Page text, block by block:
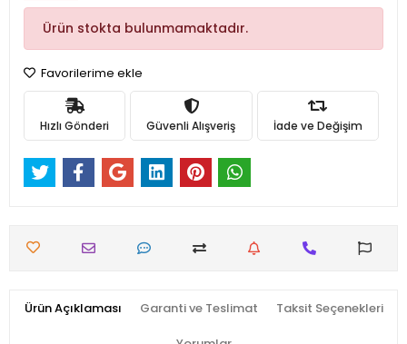
Ürün stokta bulunmamaktadır.
Favorilerime ekle
Hızlı Gönderi Güvenli Alışveriş İade ve Değişim
Ürün Açıklaması Garanti ve Teslimat Taksit Seçenekleri